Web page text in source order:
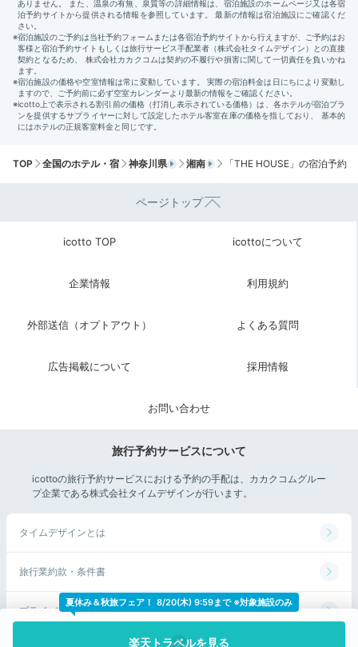
食事の後はおしゃれな空間でリラックスタイム。シアタ
め。
shoko_416
お酒や近くで買った名産品などを部屋に持ち込んで、海を見ながら
07:00
早く目覚めれば
美しい朝焼けも
夏休み＆秋旅フェア！ 8/20(木) 9:59まで ※対象施設のみ
楽天トラベルを見る
TOP 全国のホテル・宿 神奈川県 湘南 「THE HOUSE」の宿泊予約
ページトップ
icotto TOP icottoについて
企業情報 利用規約
外部送信（オプトアウト） よくある質問
広告掲載について 採用情報
お問い合わせ
旅行予約サービスについて
icottoの旅行予約サービスにおける予約の手配は、カカクコムグルー
プ企業である株式会社タイムデザインが行います。
タイムデザインとは
旅行業約款・条件書
プライバシーポリシー